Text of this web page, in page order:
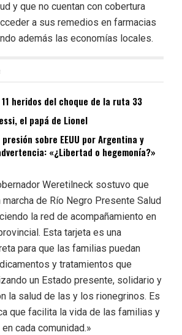
y que no cuentan con cobertura
a sus remedios en farmacias
además las economías locales.
heridos del choque de la ruta 33
el papá de Lionel
sobre EEUU por Argentina y
«¿Libertad o hegemonía?»
Weretilneck sostuvo que
de Río Negro Presente Salud
la red de acompañamiento en
Esta tarjeta es una
para que las familias puedan
y tratamientos que
un Estado presente, solidario y
la salud de las y los rionegrinos. Es
que facilita la vida de las familias y
cada comunidad.»